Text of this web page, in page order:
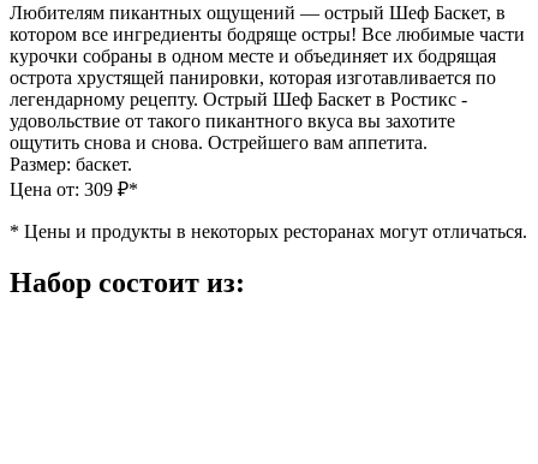
Любителям пикантных ощущений — острый Шеф Баскет, в
котором все ингредиенты бодряще остры! Все любимые части
курочки собраны в одном месте и объединяет их бодрящая
острота хрустящей панировки, которая изготавливается по
легендарному рецепту. Острый Шеф Баскет в Ростикс -
удовольствие от такого пикантного вкуса вы захотите
ощутить снова и снова. Острейшего вам аппетита.
Размер: баскет.
Цена от: 309 ₽*
* Цены и продукты в некоторых ресторанах могут отличаться.
Набор состоит из: